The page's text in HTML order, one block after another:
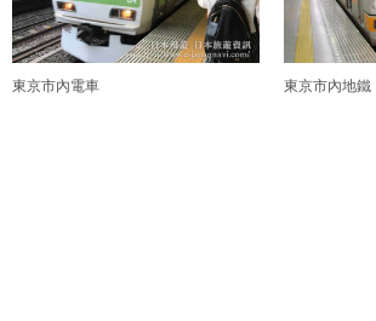
東京市內電車 東京市內地鐵